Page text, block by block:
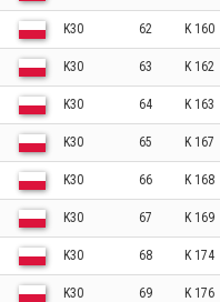
K30 62 K 160
K30 63 K 162
K30 64 K 163
K30 65 K 167
K30 66 K 168
K30 67 K 169
K30 68 K 174
K30 69 K 176